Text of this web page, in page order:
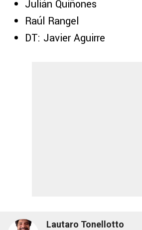
Julián Quiñones
Raúl Rangel
DT: Javier Aguirre
Lautaro Tonellotto